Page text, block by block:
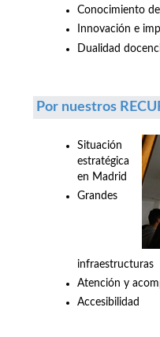
Conocimiento
Innovación e
Dualidad
Por nuestros
Situación
estratégica
en Madrid
Grandes
infraestructuras
Atención y
Accesibilidad